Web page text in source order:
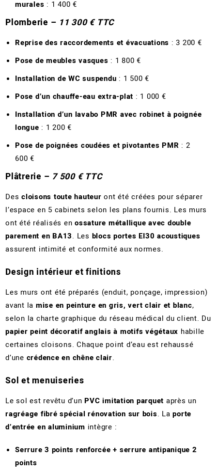
murales : 1 400 €
Plomberie – 11 300 € TTC
Reprise des raccordements et évacuations : 3 200 €
Pose de meubles vasques : 1 800 €
Installation de WC suspendu : 1 500 €
Pose d’un chauffe-eau extra-plat : 1 000 €
Installation d’un lavabo PMR avec robinet à poignée
longue : 1 200 €
Pose de poignées coudées et pivotantes PMR : 2
600 €
Plâtrerie – 7 500 € TTC
Descloisons toute hauteur ont été créées pour séparer
l’espace en 5 cabinets selon les plans fournis. Les murs
ont été réalisés enossature métallique avec double
parement en BA13. Les blocs portes EI30 acoustiques
assurent intimité et conformité aux normes.
Design intérieur et finitions
Les murs ont été préparés (enduit, ponçage, impression)
avant la mise en peinture en gris, vert clair et blanc,
selon la charte graphique du réseau médical du client. Du
papier peint décoratif anglais à motifs végétaux habille
certaines cloisons. Chaque point d’eau est rehaussé
d’une crédence en chêne clair.
Sol et menuiseries
Le sol est revêtu d’un PVC imitation parquet après un
ragréage fibré spécial rénovation sur bois. Laporte
d’entrée en aluminium intègre :
Serrure 3 points renforcée + serrure antipanique 2
points